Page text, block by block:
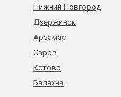
Нижний Новгород
Дзержинск
Арзамас
Саров
Кстово
Балахна